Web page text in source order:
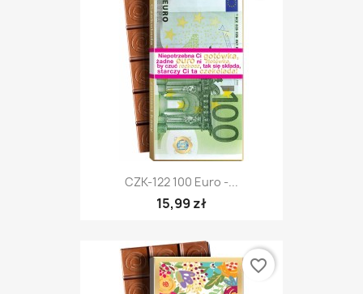
CZK-122 100 Euro -...
15,99 zł
favorite_border